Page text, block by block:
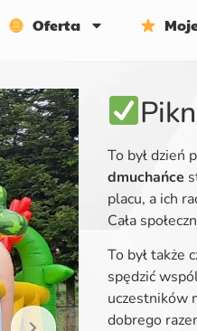
Oferta
To był dzień
dmuchańce
placu, a ich
Cała
To był także
spędzić
uczestników
dobrego